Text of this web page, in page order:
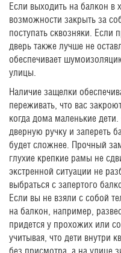
Если выходить на балкон в
возможности закрыть за
поступать сквозняки. Если
дверь также лучше не
обеспечивает
улицы.
Наличие защелки
переживать, что вас
когда дома маленькие
дверную ручку и запереть
будет сложнее. Прочный
глухие крепкие рамы не
экстренной ситуации не
выбраться с запертого
Если вы не взяли с собой
на балкон, например,
придется у прохожих или
учитывая, что дети внутри